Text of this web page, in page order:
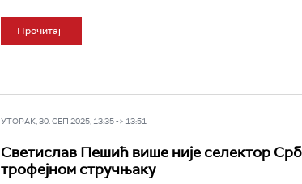
Прочитај
УТОРАК, 30. СЕП 2025, 13:35 -> 13:51
Светислав Пешић више није селектор
трофејном стручњаку